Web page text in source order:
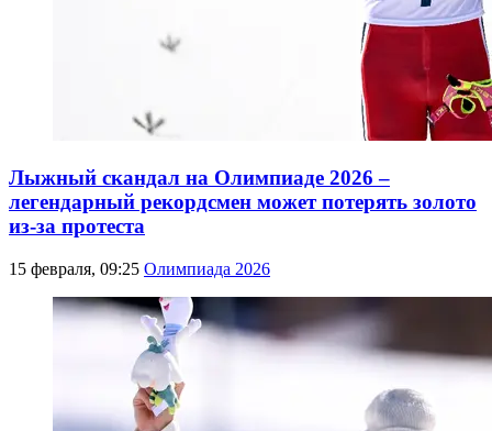
Лыжный скандал на Олимпиаде 2026 –
легендарный рекордсмен может потерять золото
из-за протеста
15 февраля, 09:25 Олимпиада 2026